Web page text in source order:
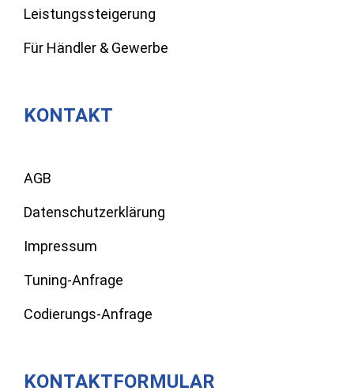
Leistungssteigerung
Für Händler & Gewerbe
KONTAKT
AGB
Datenschutzerklärung
Impressum
Tuning-Anfrage
Codierungs-Anfrage
KONTAKTFORMULAR